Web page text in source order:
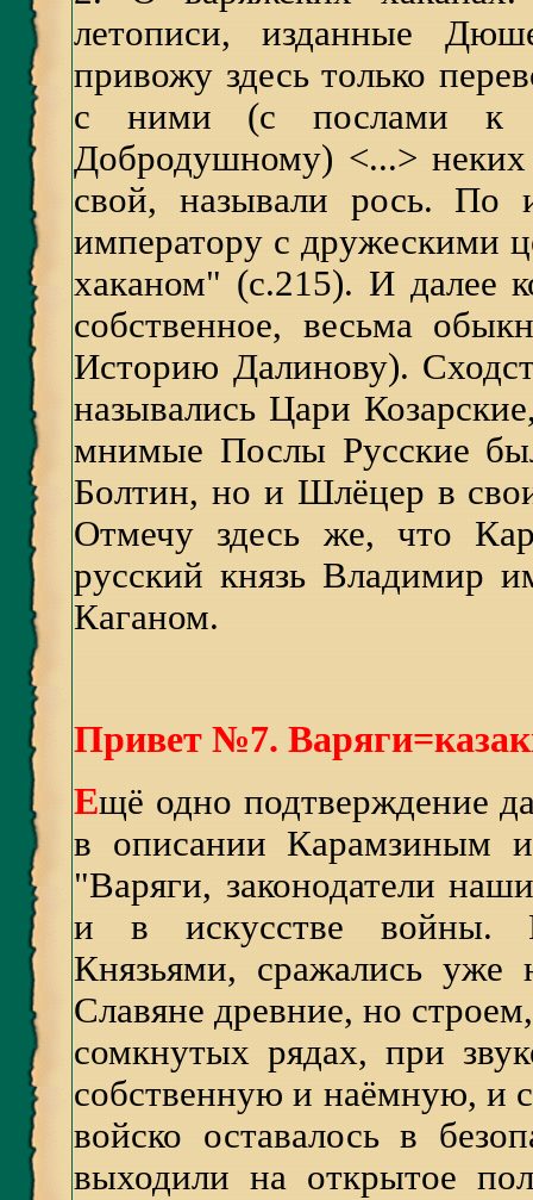
летописи, изданные
привожу здесь только
с ними (с послами к
Добродушному) <...> неких
свой, называли рось.
императору с дружескими
хаканом" (с.215). И далее
собственное, весьма
Историю Далинову).
назывались Цари
мнимые Послы Русские
Болтин, но и Шлёцер в
Отмечу здесь же, что
русский князь Владимир
Каганом.
Привет №7.
Ещё одно подтверждение
в описании Карамзиным
"Варяги, законодатели
и в искусстве войны.
Князьями, сражались уже
Славяне древние, но
сомкнутых рядах, при
собственную и наёмную, и
войско оставалось в
выходили на открытое